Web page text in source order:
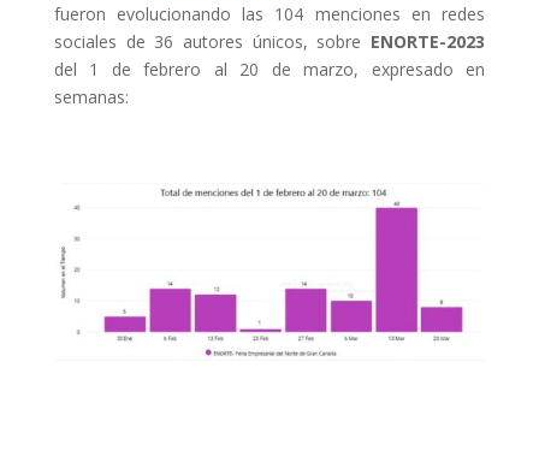
fueron evolucionando las 104 menciones en redes
sociales de 36 autores únicos, sobre ENORTE-2023
del 1 de febrero al 20 de marzo, expresado en
semanas: